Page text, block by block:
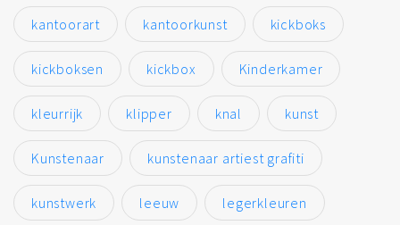
kantoorart kantoorkunst kickboks
kickboksen kickbox Kinderkamer
kleurrijk klipper knal kunst
Kunstenaar kunstenaar artiest grafiti
kunstwerk leeuw legerkleuren